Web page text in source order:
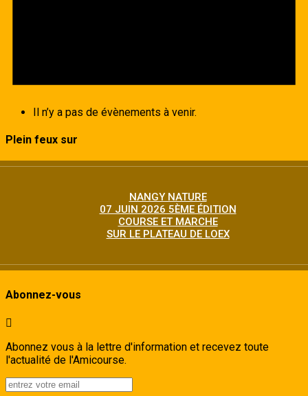
Il n’y a pas de évènements à venir.
Plein feux sur
NANGY NATURE
07 JUIN 2026 5ÈME ÉDITION
COURSE ET MARCHE
SUR LE PLATEAU DE LOEX
Abonnez-vous
Abonnez vous à la lettre d'information et recevez toute
l'actualité de l'Amicourse.